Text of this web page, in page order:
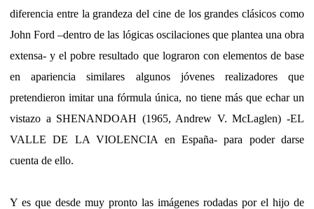
diferencia entre la grandeza del cine de los grandes clásicos como
John Ford –dentro de las lógicas oscilaciones que plantea una obra
extensa- y el pobre resultado que lograron con elementos de base
en apariencia similares algunos jóvenes realizadores que
pretendieron imitar una fórmula única, no tiene más que echar un
vistazo a SHENANDOAH (1965, Andrew V. McLaglen) -EL
VALLE DE LA VIOLENCIA en España- para poder darse
cuenta de ello.
Y es que desde muy pronto las imágenes rodadas por el hijo de